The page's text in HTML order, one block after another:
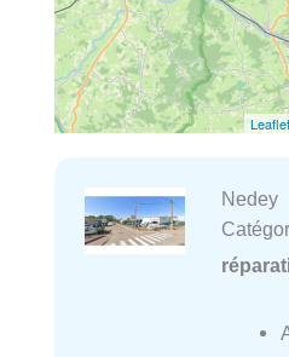
Leaflet
Nedey